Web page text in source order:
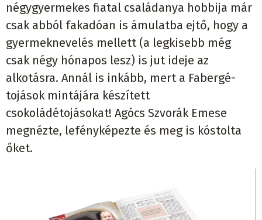
négygyermekes fiatal családanya hobbija már
csak abból fakadóan is ámulatba ejtő, hogy a
gyermeknevelés mellett (a legkisebb még
csak négy hónapos lesz) is jut ideje az
alkotásra. Annál is inkább, mert a Fabergé-
tojások mintájára készített
csokoládétojásokat! Agócs Szvorák Emese
megnézte, lefényképezte és meg is kóstolta
őket.